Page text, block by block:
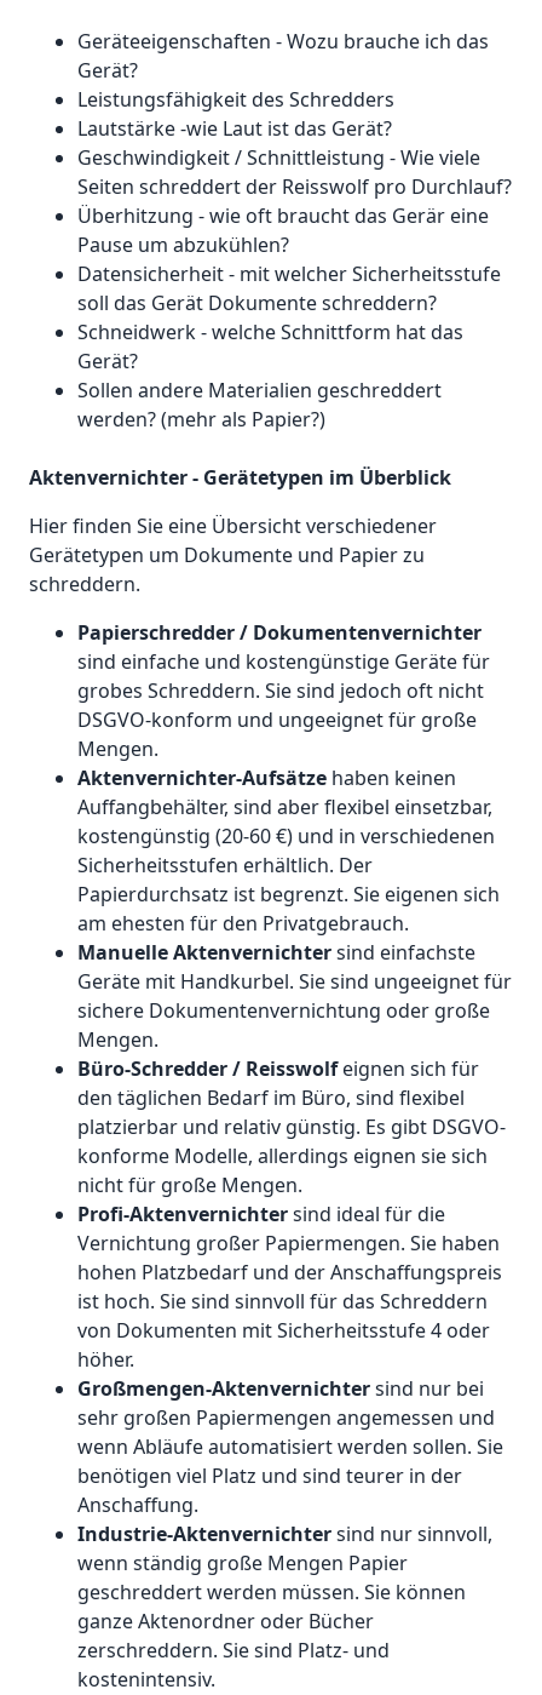
Geräteeigenschaften - Wozu brauche ich das
Gerät?
Leistungsfähigkeit des Schredders
Lautstärke -wie Laut ist das Gerät?
Geschwindigkeit / Schnittleistung - Wie viele
Seiten schreddert der Reisswolf pro Durchlauf?
Überhitzung - wie oft braucht das Gerär eine
Pause um abzukühlen?
Datensicherheit - mit welcher Sicherheitsstufe
soll das Gerät Dokumente schreddern?
Schneidwerk - welche Schnittform hat das
Gerät?
Sollen andere Materialien geschreddert
werden? (mehr als Papier?)
Aktenvernichter - Gerätetypen im Überblick
Hier finden Sie eine Übersicht verschiedener
Gerätetypen um Dokumente und Papier zu
schreddern.
Papierschredder / Dokumentenvernichter
sind einfache und kostengünstige Geräte für
grobes Schreddern. Sie sind jedoch oft nicht
DSGVO-konform und ungeeignet für große
Mengen.
Aktenvernichter-Aufsätze haben keinen
Auffangbehälter, sind aber flexibel einsetzbar,
kostengünstig (20-60 €) und in verschiedenen
Sicherheitsstufen erhältlich. Der
Papierdurchsatz ist begrenzt. Sie eigenen sich
am ehesten für den Privatgebrauch.
Manuelle Aktenvernichtersind einfachste
Geräte mit Handkurbel. Sie sind ungeeignet für
sichere Dokumentenvernichtung oder große
Mengen.
Büro-Schredder / Reisswolfeignen sich für
den täglichen Bedarf im Büro, sind flexibel
platzierbar und relativ günstig. Es gibt DSGVO-
konforme Modelle, allerdings eignen sie sich
nicht für große Mengen.
Profi-Aktenvernichtersind ideal für die
Vernichtung großer Papiermengen. Sie haben
hohen Platzbedarf und der Anschaffungspreis
ist hoch. Sie sind sinnvoll für das Schreddern
von Dokumenten mit Sicherheitsstufe 4 oder
höher.
Großmengen-Aktenvernichtersind nur bei
sehr großen Papiermengen angemessen und
wenn Abläufe automatisiert werden sollen. Sie
benötigen viel Platz und sind teurer in der
Anschaffung.
Industrie-Aktenvernichtersind nur sinnvoll,
wenn ständig große Mengen Papier
geschreddert werden müssen. Sie können
ganze Aktenordner oder Bücher
zerschreddern. Sie sind Platz- und
kostenintensiv.